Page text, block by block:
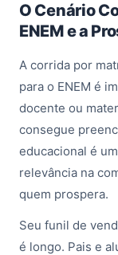
O Cenário
ENEM e a
A corrida por
para o ENEM é
docente ou
consegue
educacional é
relevância na
quem prospera.
Seu funil de
é longo. Pais e